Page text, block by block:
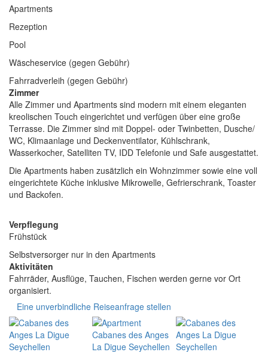
Apartments
Rezeption
Pool
Wäscheservice (gegen Gebühr)
Fahrradverleih (gegen Gebühr)
Zimmer
Alle Zimmer und Apartments sind modern mit einem eleganten
kreolischen Touch eingerichtet und verfügen über eine große
Terrasse. Die Zimmer sind mit Doppel- oder Twinbetten, Dusche/
WC, Klimaanlage und Deckenventilator, Kühlschrank,
Wasserkocher, Satelliten TV, IDD Telefonie und Safe ausgestattet.
Die Apartments haben zusätzlich ein Wohnzimmer sowie eine voll
eingerichtete Küche inklusive Mikrowelle, Gefrierschrank, Toaster
und Backofen.
Verpflegung
Frühstück
Selbstversorger nur in den Apartments
Aktivitäten
Fahrräder, Ausflüge, Tauchen, Fischen werden gerne vor Ort
organisiert.
Eine unverbindliche Reiseanfrage stellen